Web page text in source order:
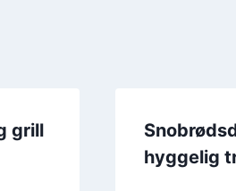
grill
hyggelig